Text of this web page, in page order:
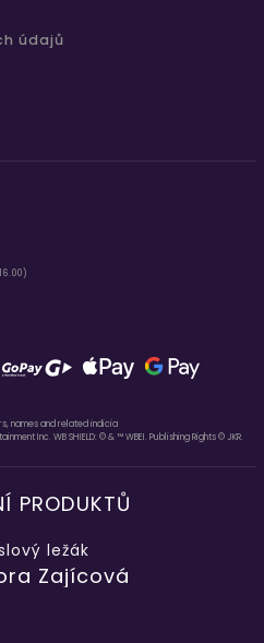
údajů
names and related indicia
Inc. WB SHIELD: © & ™ WBEI. Publishing Rights © JKR.
PRODUKTŮ
ležák
Zajícová